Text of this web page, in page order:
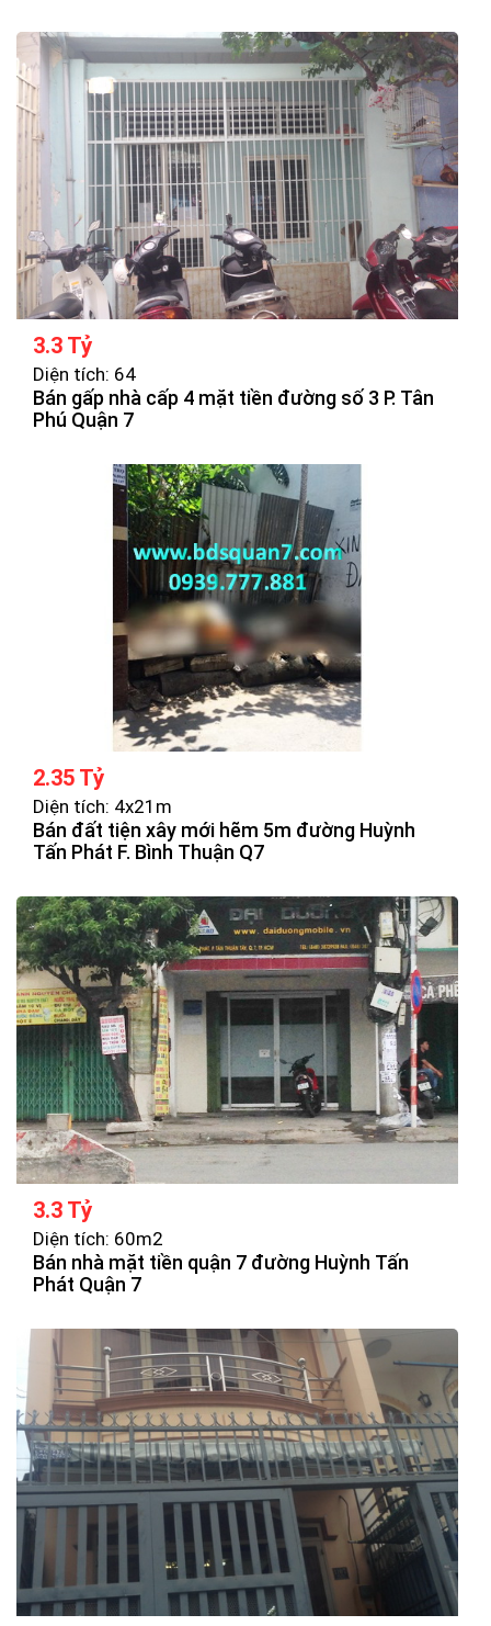
3.3 Tỷ
Diện tích: 64
Bán gấp nhà cấp 4 mặt tiền đường số 3 P. Tân
Phú Quận 7
2.35 Tỷ
Diện tích: 4x21m
Bán đất tiện xây mới hẽm 5m đường Huỳnh
Tấn Phát F. Bình Thuận Q7
3.3 Tỷ
Diện tích: 60m2
Bán nhà mặt tiền quận 7 đường Huỳnh Tấn
Phát Quận 7